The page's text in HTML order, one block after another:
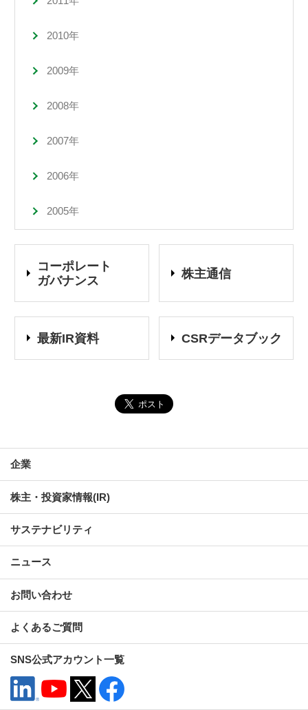
2010年
2009年
2008年
2007年
2006年
2005年
コーポレート
ガバナンス
株主通信
最新IR資料 CSRデータブック
企業
株主・投資家情報(IR)
サステナビリティ
ニュース
お問い合わせ
よくあるご質問
SNS公式アカウント一覧